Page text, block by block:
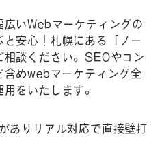
いWebマーケティングの
安心！札幌にある「ノー
相談ください。SEOやコン
含めwebマーケティング全
をいたします。
ありリアル対応で直接壁打